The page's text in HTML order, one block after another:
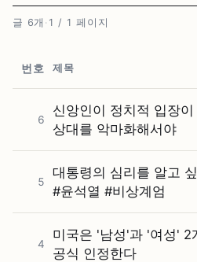
글 6개 · 1 / 1 페이지
번호 제목
6
신앙인이 정치적 입장
상대를 악마화해서야
5
대통령의 심리를 알고
#⁠윤석열 #⁠비상계엄
4
미국은 '남성'과 '여성' 2
공식 인정한다